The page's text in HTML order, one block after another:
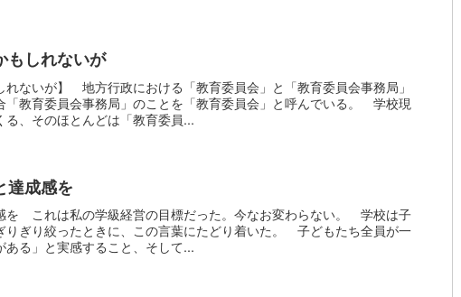
もしれないが
れないが】 地方行政における「教育委員会」と「教育委員会事務局」
教育委員会事務局」のことを「教育委員会」と呼んでいる。 学校現
、そのほとんどは「教育委員...
達成感を
を これは私の学級経営の目標だった。今なお変わらない。 学校は子
りぎり絞ったときに、この言葉にたどり着いた。 子どもたち全員が一
る」と実感すること、そして...